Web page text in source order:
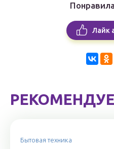
Лайк
Бытовая техника